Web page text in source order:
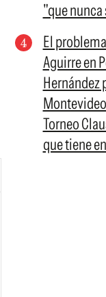
"que nunca
El
Aguirre en
Hernández
Torneo
que tiene